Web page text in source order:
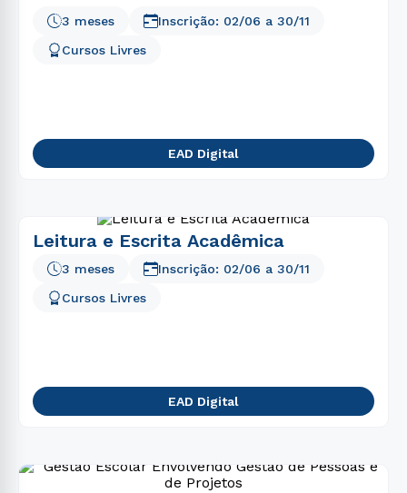
3 meses
Cursos Livres
Inscrição: 02/06 a 30/11
EAD Digital
Leitura e Escrita Acadêmica
3 meses
Cursos Livres
Inscrição: 02/06 a 30/11
EAD Digital